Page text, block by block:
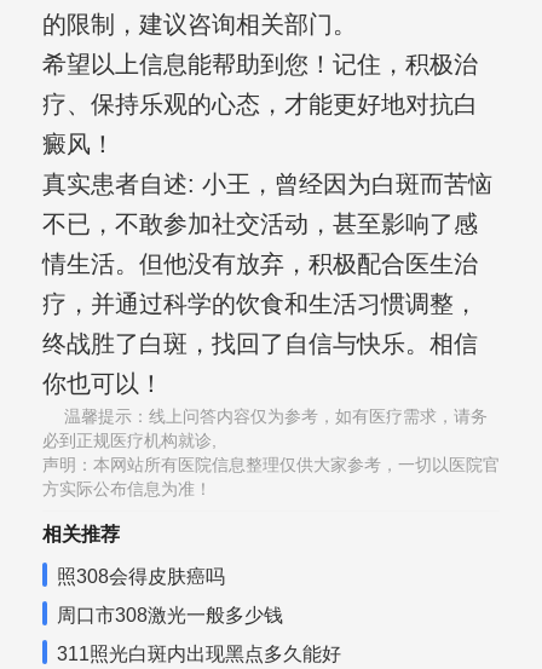
的限制，建议咨询相关部门。
希望以上信息能帮助到您！记住，积极治
疗、保持乐观的心态，才能更好地对抗白
癜风！
真实患者自述: 小王，曾经因为白斑而苦恼
不已，不敢参加社交活动，甚至影响了感
情生活。但他没有放弃，积极配合医生治
疗，并通过科学的饮食和生活习惯调整，
终战胜了白斑，找回了自信与快乐。相信
你也可以！
温馨提示：线上问答内容仅为参考，如有医疗需求，请务
必到正规医疗机构就诊,
声明：本网站所有医院信息整理仅供大家参考，一切以医院官
方实际公布信息为准！
相关推荐
照308会得皮肤癌吗
周口市308激光一般多少钱
311照光白斑内出现黑点多久能好